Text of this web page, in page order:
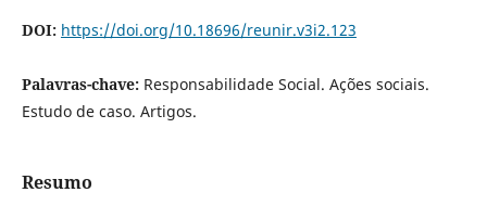
DOI: https://doi.org/10.18696/reunir.v3i2.123
Palavras-chave: Responsabilidade Social. Ações sociais.
Estudo de caso. Artigos.
Resumo